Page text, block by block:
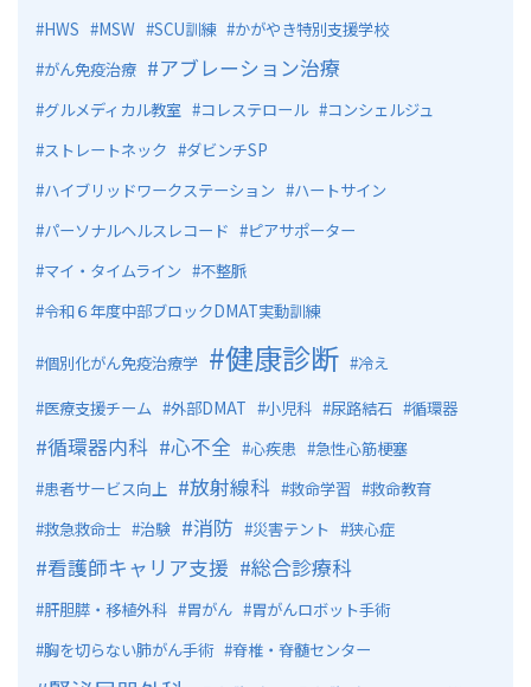
HWS MSW SCU訓練
かがやき特別支援学校
がん免疫治療
アブレーション治療
グルメディカル教室 コレステロール
コンシェルジュ
ストレートネック
ダビンチSP
ハイブリッドワークステーション
ハートサイン
パーソナルヘルスレコード
ピアサポーター
マイ・タイムライン
不整脈
令和６年度中部ブロックDMAT実動訓練
個別化がん免疫治療学 健康診断
冷え
医療支援チーム
外部DMAT 小児科 尿路結石 循環器
循環器内科 心不全 心疾患
急性心筋梗塞
患者サービス向上
放射線科 救命学習
救命教育
救急救命士
治験 消防 災害テント 狭心症
看護師キャリア支援 総合診療科
肝胆膵・移植外科 胃がん
胃がんロボット手術
胸を切らない肺がん手術
脊椎・脊髄センター